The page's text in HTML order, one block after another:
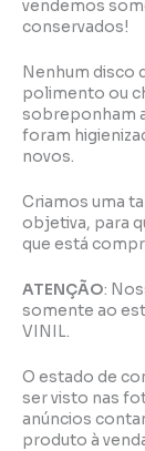
vendemos
conservados!
Nenhum disco
polimento ou
sobreponham
foram
novos.
Criamos uma
objetiva, para
que está
ATENÇÃO:
somente ao
VINIL.
O estado de
ser visto nas
anúncios
produto à